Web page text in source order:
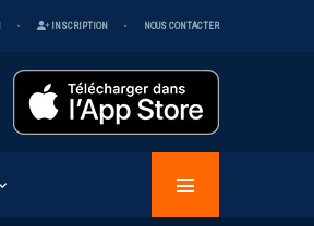
INSCRIPTION NOUS CONTACTER